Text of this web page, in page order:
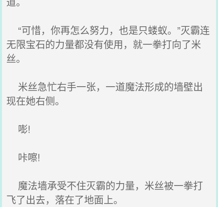
“可惜，你再怎么努力，也是只蝼蚁。”灭霸连
无限宝石的力量都没有使用，就一拳打向了米
丝。
米丝急忙右手一张，一道魔法形成的墙壁出
现在她右侧。
嘭!
咔嚓!
魔法墙承受不住灭霸的力量，米丝被一拳打
飞了出去，落在了地面上。